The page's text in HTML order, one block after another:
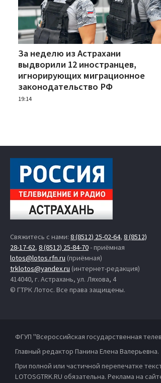
За неделю из Астрахани
выдворили 12 иностранцев,
игнорирующих миграционное
законодательство РФ
19:14
Свяжитесь с нами: 8 (8512) 25-02-64, 8 (8512)
28-17-62, 8 (8512) 25-84-70- приёмная
lotos@lotos.rfn.ru (приёмная)
trklotos@yandex.ru (интернет-редакция)
414040, г. Астрахань, ул. Ляхова, 4
© ГТРК Лотос. Все права защищены.
ФГУП "Всероссийская государственная
Главный редактор Панина Елена Валерьевна.
При полной или частичной перепечатке
LOTOSGTRK.RU обязательна. Реклама на